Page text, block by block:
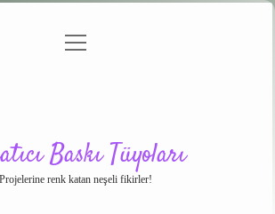
menüyü
Baskı Tüyoları
Projelerine renk katan neşeli fikirler!